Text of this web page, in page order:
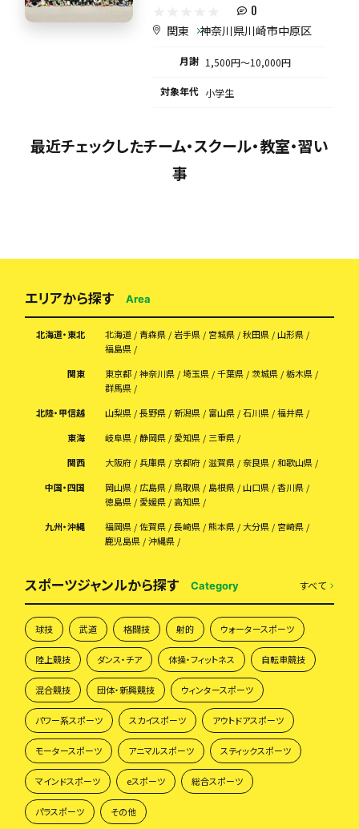
0
関東 神奈川県川崎市中原区
月謝 1,500円〜10,000円
対象年代 小学生
最近チェックしたチーム・スクール・教室・習い
事
エリアから探す Area
北海道・東北 北海道 青森県 岩手県 宮城県 秋田県
山形県
福島県
関東
東京都 神奈川県 埼玉県 千葉県 茨城県
栃木県
群馬県
北陸・甲信越
山梨県 長野県 新潟県 富山県 石川県
福井県
東海
岐阜県 静岡県 愛知県
三重県
関西
大阪府 兵庫県 京都府 滋賀県 奈良県
和歌山県
中国・四国
岡山県 広島県 鳥取県 島根県 山口県
香川県
徳島県
愛媛県
高知県
九州・沖縄
福岡県 佐賀県 長崎県 熊本県 大分県
宮崎県
鹿児島県
沖縄県
スポーツジャンルから探す Category すべて
球技 武道 格闘技 射的 ウォータースポーツ
陸上競技 ダンス・チア 体操・フィットネス 自転車競技
混合競技 団体・新興競技 ウィンタースポーツ
パワー系スポーツ スカイスポーツ アウトドアスポーツ
モータースポーツ アニマルスポーツ スティックスポーツ
マインドスポーツ eスポーツ 総合スポーツ
パラスポーツ その他